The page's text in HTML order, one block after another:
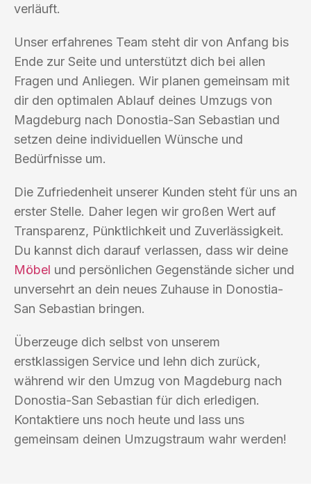
verläuft.
Unser erfahrenes Team steht dir von Anfang bis
Ende zur Seite und unterstützt dich bei allen
Fragen und Anliegen. Wir planen gemeinsam mit
dir den optimalen Ablauf deines Umzugs von
Magdeburg nach Donostia-San Sebastian und
setzen deine individuellen Wünsche und
Bedürfnisse um.
Die Zufriedenheit unserer Kunden steht für uns an
erster Stelle. Daher legen wir großen Wert auf
Transparenz, Pünktlichkeit und Zuverlässigkeit.
Du kannst dich darauf verlassen, dass wir deine
Möbel und persönlichen Gegenstände sicher und
unversehrt an dein neues Zuhause in Donostia-
San Sebastian bringen.
Überzeuge dich selbst von unserem
erstklassigen Service und lehn dich zurück,
während wir den Umzug von Magdeburg nach
Donostia-San Sebastian für dich erledigen.
Kontaktiere uns noch heute und lass uns
gemeinsam deinen Umzugstraum wahr werden!